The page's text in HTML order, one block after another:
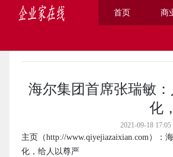
首页 商
海尔集团首席张瑞敏
化
2021-09-18
主页 （http://www.qiyejiazaixian.com）：
化，给人以尊严